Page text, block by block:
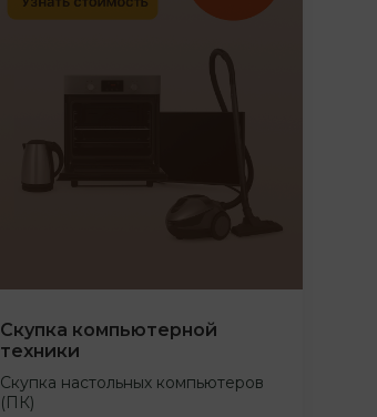
Скупка компьютерной
техники
Скупка настольных компьютеров
(ПК)